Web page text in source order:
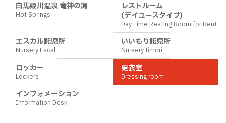
白馬姫川温泉 竜神の湯
Hot Springs
レストルーム
(デイユースタイプ)
Day Time Resting Room for Rent
エスカル託児所
Nursery Escal
いいもり託児所
Nursery Iimori
ロッカー
Lockers
更衣室
Dressing room
インフォメーション
Information Desk